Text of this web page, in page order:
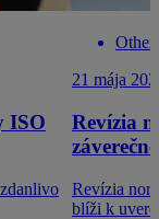
ISO
Other
21 mája
Revízia
Revízia
blíži k